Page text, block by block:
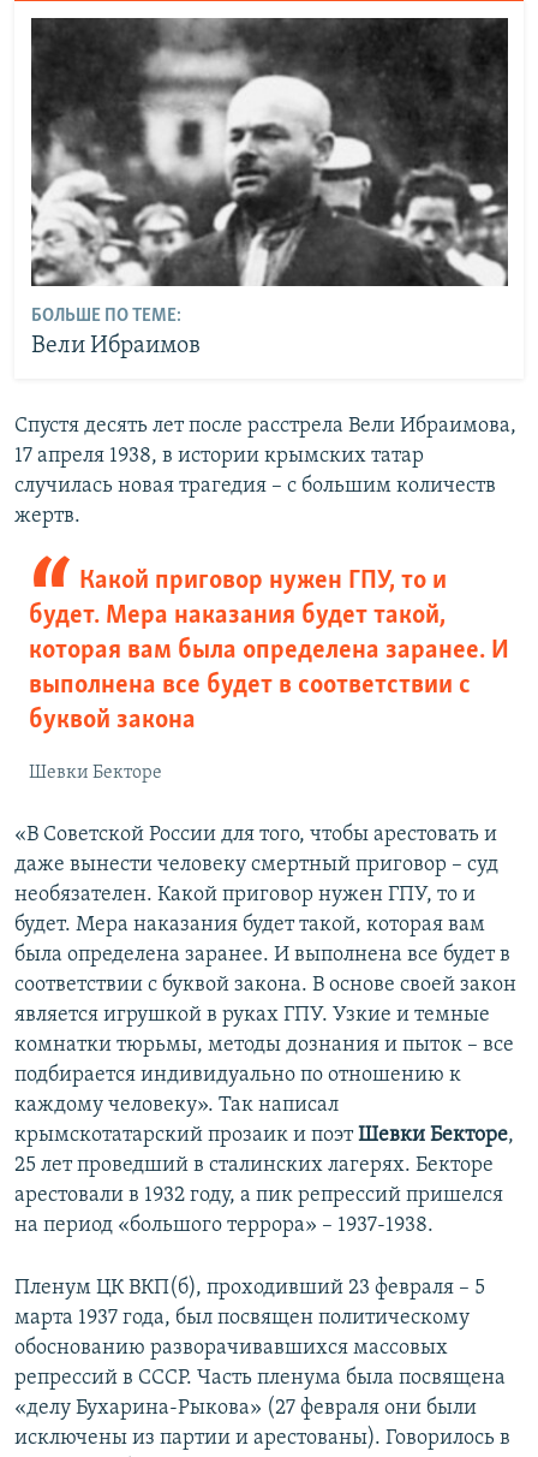
БОЛЬШЕ ПО ТЕМЕ:
Вели Ибраимов
Спустя десять лет после расстрела Вели Ибраимова,
17 апреля 1938, в истории крымских татар
случилась новая трагедия – с большим количеств
жертв.
Какой приговор нужен ГПУ, то и
будет. Мера наказания будет такой,
которая вам была определена заранее. И
выполнена все будет в соответствии с
буквой закона
Шевки Бекторе
«В Советской России для того, чтобы арестовать и
даже вынести человеку смертный приговор – суд
необязателен. Какой приговор нужен ГПУ, то и
будет. Мера наказания будет такой, которая вам
была определена заранее. И выполнена все будет в
соответствии с буквой закона. В основе своей закон
является игрушкой в руках ГПУ. Узкие и темные
комнатки тюрьмы, методы дознания и пыток – все
подбирается индивидуально по отношению к
каждому человеку». Так написал
крымскотатарский прозаик и поэтШевки Бекторе,
25 лет проведший в сталинских лагерях. Бекторе
арестовали в 1932 году, а пик репрессий пришелся
на период «большого террора» – 1937-1938.
Пленум ЦК ВКП(б), проходивший 23 февраля – 5
марта 1937 года, был посвящен политическому
обоснованию разворачивавшихся массовых
репрессий в СССР. Часть пленума была посвящена
«делу Бухарина-Рыкова» (27 февраля они были
исключены из партии и арестованы). Говорилось в